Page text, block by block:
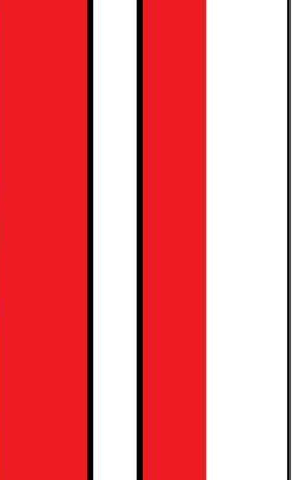
med iPad Air M3 och uttryck
Intelligence. Den drivs av M3-
och du kan ta konferenssamtal
i liggande läge.
med iPad Air M3 och uttryck
Intelligence. Den drivs av M3-
och du kan ta konferenssamtal
i liggande läge.